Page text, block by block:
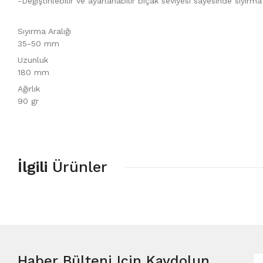
Sıyırma Aralığı
35-50 mm
Uzunluk
180 mm
Ağırlık
90 gr
İlgili Ürünler